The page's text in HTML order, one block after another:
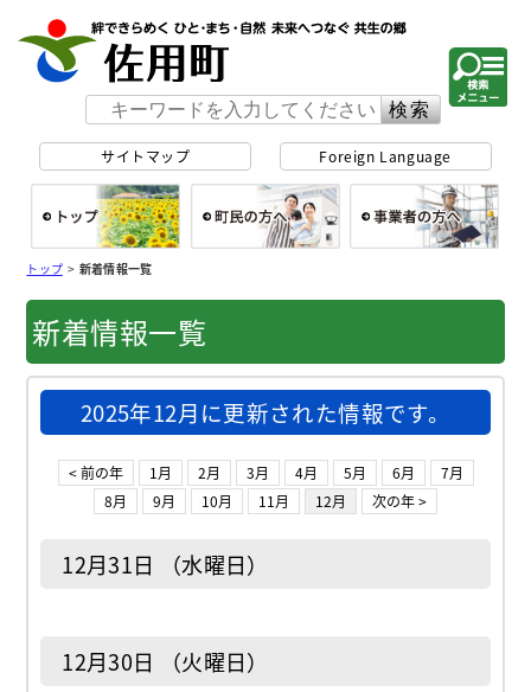
サイトマップ Foreign Language
トップ>新着情報一覧
新着情報一覧
2025年12月に更新された情報です。
< 前の年 1月 2月 3月 4月 5月 6月
7月
8月
9月 10月 11月 12月 次の年 >
12月31日 （水曜日）
12月30日 （火曜日）